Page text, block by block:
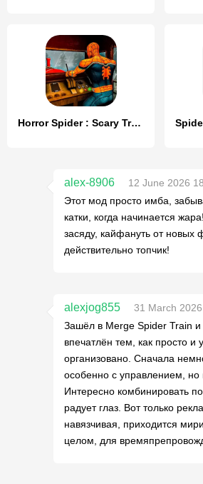
Horror Spider : Scary Train
alex-8906
12 June 2026
Этот мод просто имба,
катки, когда начинается
засяду, кайфануть от новых
действительно топчик!
alexjog855
31 March
Зашёл в Merge Spider Train
впечатлён тем, как просто и
организовано. Сначала
особенно с управлением, но
Интересно комбинировать
радует глаз. Вот только
навязчивая, приходится
целом, для